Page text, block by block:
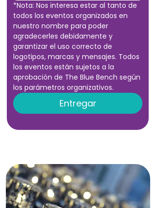
*Nota: Nos interesa estar al tanto de
todos los eventos organizados en
nuestro nombre para poder
agradecerles debidamente y
garantizar el uso correcto de
logotipos, marcas y mensajes. Todos
los eventos están sujetos a la
aprobación de The Blue Bench según
los parámetros organizativos.
Entregar